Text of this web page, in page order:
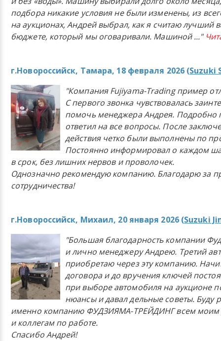
подбора никакие условия не были изменены, из
на аукционах, Андрей выбрал, как я считаю лучший
бюджете, который мы оговаривали. Машиной..."
г.Новороссийск, Тамара, 18 февраля 2026 (Suzuki
"Компания Fujiyama-Trading пример
С первого звонка чувствовалась
помочь менеджера Андрея. Подробно
ответил на все вопросы. После
действия четко были выполнены по
Постоянно информировал о каждом
в срок, без лишних нервов и проволочек.
Однозначно рекомендую компанию. Благодарю за
сотрудничества!
г.Новороссийск, Михаил, 20 января 2026 (Suzuki
"Большая благодарность компании
и лично менеджеру Андрею. Третий
приобретаю через эту компанию.
договора и до вручения ключей
при выборе автомобиля на аукционе
нюансы и давал дельные советы. Буду
именно компанию ФУДЗИЯМА-ТРЕЙДИНГ всем моим
и коллегам по работе.
Спасибо Андрей!